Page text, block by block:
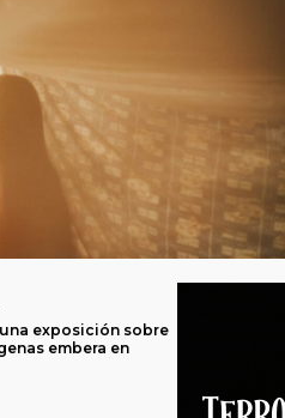
exposición sobre
embera en